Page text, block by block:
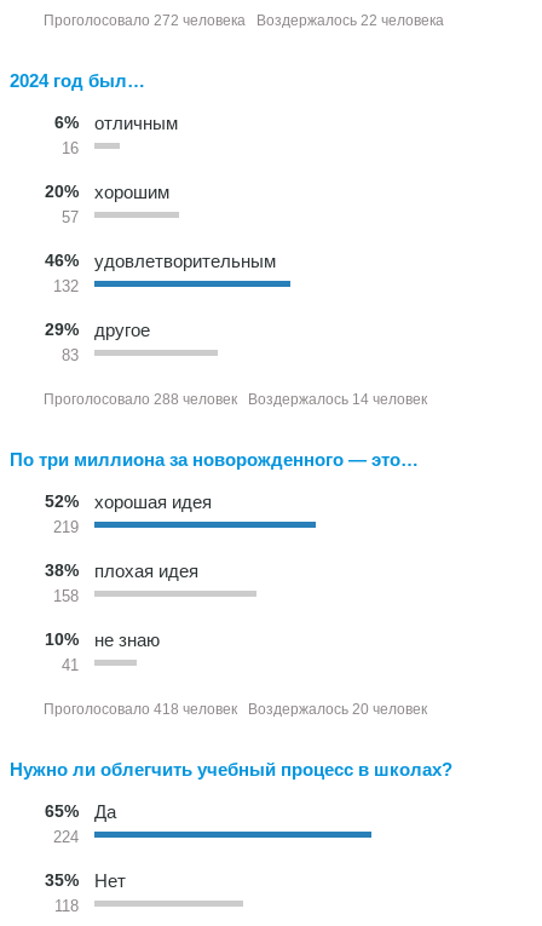
Проголосовало 272 человека Воздержалось 22 человека
2024 год был…
6%
16
отличным
20%
57
хорошим
46%
132
удовлетворительным
29%
83
другое
Проголосовало 288 человек Воздержалось 14 человек
По три миллиона за новорожденного — это…
52%
219
хорошая идея
38%
158
плохая идея
10%
41
не знаю
Проголосовало 418 человек Воздержалось 20 человек
Нужно ли облегчить учебный процесс в школах?
65%
224
Да
35%
118
Нет